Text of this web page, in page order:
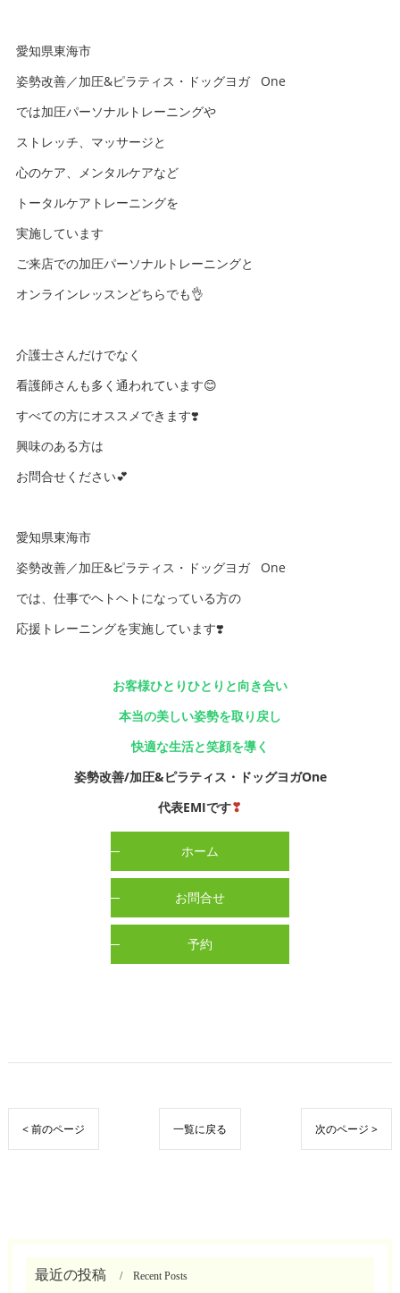
愛知県東海市
姿勢改善／加圧&ピラティス・ドッグヨガ One
では加圧パーソナルトレーニングや
ストレッチ、マッサージと
心のケア、メンタルケアなど
トータルケアトレーニングを
実施しています
ご来店での加圧パーソナルトレーニングと
オンラインレッスンどちらでも👌
介護士さんだけでなく
看護師さんも多く通われています😊
すべての方にオススメできます❣️
興味のある方は
お問合せください💕
愛知県東海市
姿勢改善／加圧&ピラティス・ドッグヨガ One
では、仕事でヘトヘトになっている方の
応援トレーニングを実施しています❣️
お客様ひとりひとりと向き合い
本当の美しい姿勢を取り戻し
快適な生活と笑顔を導く
姿勢改善/加圧&ピラティス・ドッグヨガOne
代表EMIです❣
ホーム
お問合せ
予約
< 前のページ 一覧に戻る 次のページ >
最近の投稿 Recent Posts